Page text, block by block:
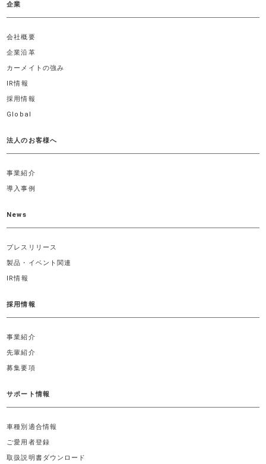
企業
会社概要
企業沿革
カーメイトの強み
IR情報
採用情報
Global
法人のお客様へ
事業紹介
導入事例
News
プレスリリース
製品・イベント関連
IR情報
採用情報
事業紹介
先輩紹介
募集要項
サポート情報
車種別適合情報
ご愛用者登録
取扱説明書ダウンロード